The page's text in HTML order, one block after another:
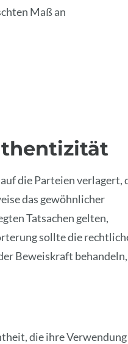
Maß an
die Parteien verlagert,
das gewöhnlicher
Tatsachen gelten,
sollte die
Beweiskraft behandeln,
die ihre Verwendung